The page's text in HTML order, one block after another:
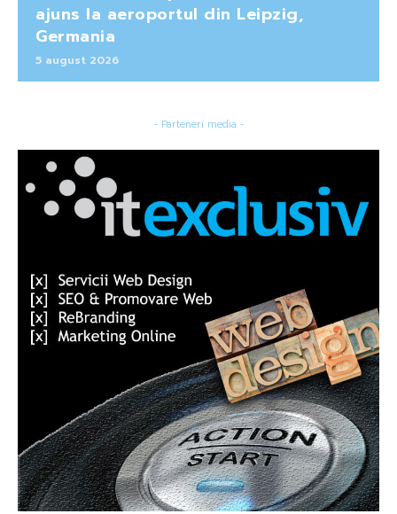
ajuns la aeroportul din Leipzig,
Germania
5 august 2026
- Parteneri media -